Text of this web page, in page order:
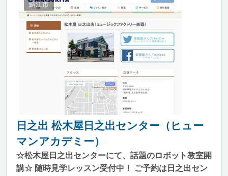
鯖江市
日之出 松木屋日之出センター（ヒュー
マンアカデミー）
☆松木屋日之出センターにて、話題のロボット教室開
講☆ 随時見学レッスン受付中！ ご予約は日之出セン